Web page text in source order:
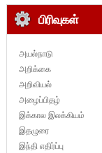
பிரிவுகள்
அயல்நாடு
அறிக்கை
அறிவியல்
அழைப்பிதழ்
இக்கால இலக்கியம்
இதழுரை
இந்தி எதிர்ப்பு